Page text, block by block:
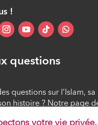
votre vie privée.
!
questions
questions sur l’Islam,
histoire ? Notre page
des réponses